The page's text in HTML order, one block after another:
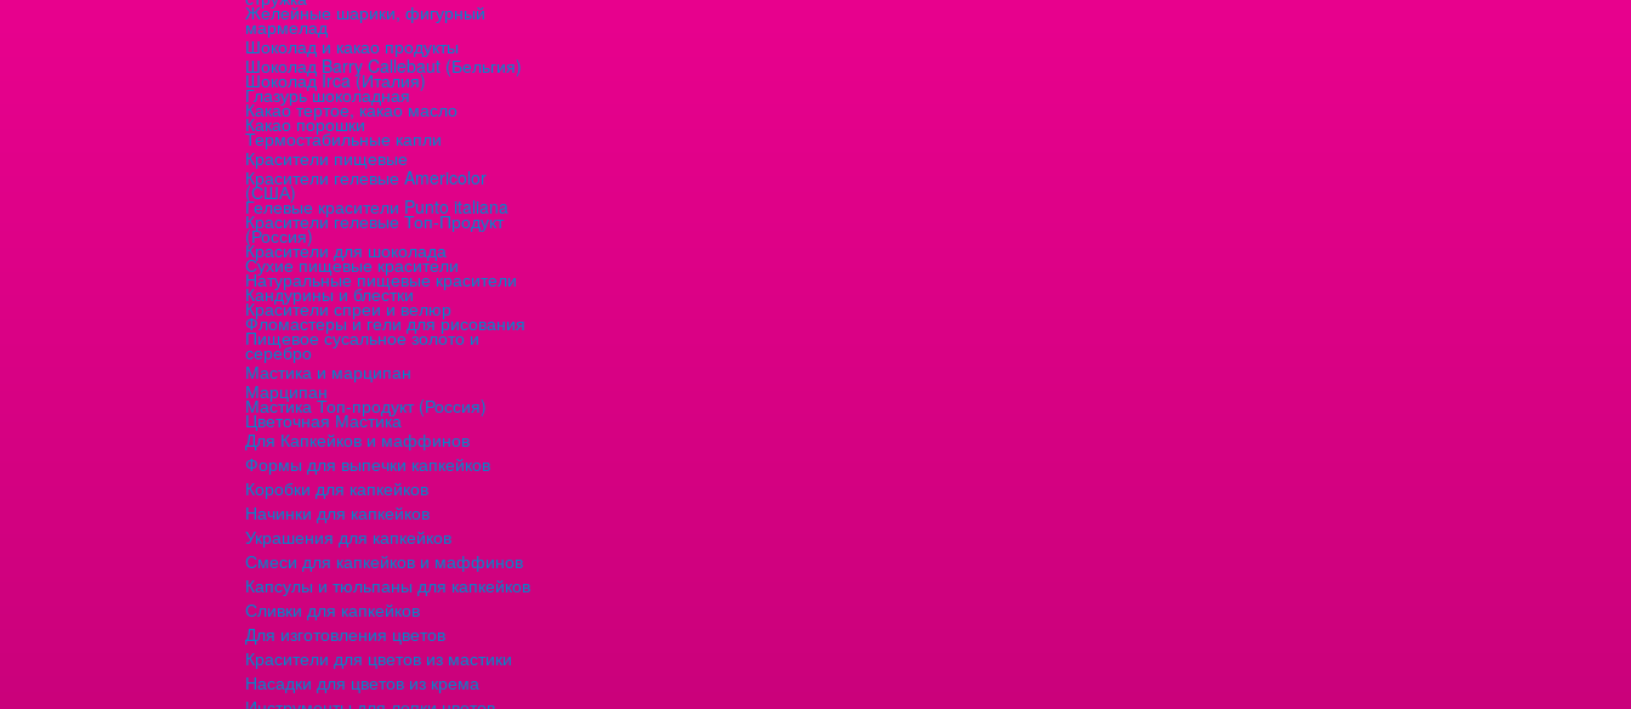
Желейные шарики, фигурный
мармелад
Шоколад и какао продукты
Шоколад Barry Callebaut (Бельгия)
Шоколад Irca (Италия)
Глазурь шоколадная
Какао тертое, какао масло
Какао порошки
Термостабильные капли
Красители пищевые
Красители гелевые Americolor
(США)
Гелевые красители Punto italiana
Красители гелевые Топ-Продукт
(Россия)
Красители для шоколада
Сухие пищевые красители
Натуральные пищевые красители
Кандурины и блестки
Красители спреи и велюр
Фломастеры и гели для рисования
Пищевое сусальное золото и
серебро
Мастика и марципан
Марципан
Мастика Топ-продукт (Россия)
Цветочная Мастика
Для Капкейков и маффинов
Формы для выпечки капкейков
Коробки для капкейков
Начинки для капкейков
Украшения для капкейков
Смеси для капкейков и маффинов
Капсулы и тюльпаны для капкейков
Сливки для капкейков
Для изготовления цветов
Красители для цветов из мастики
Насадки для цветов из крема